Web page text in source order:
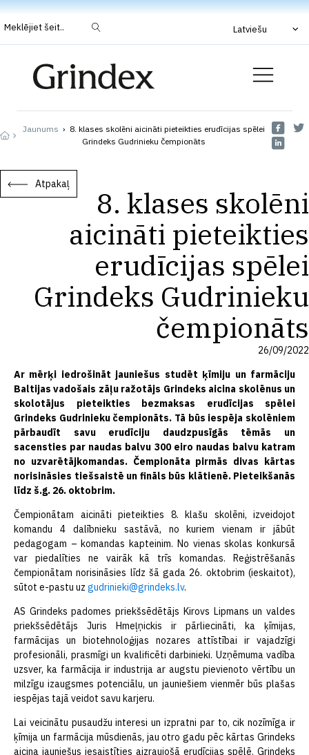
Meklējiet šeit.. Latviešu
Jaunums › 8. klases skolēni aicināti pieteikties erudīcijas spēlei
Grindeks Gudrinieku čempionāts
Atpakaļ
8. klases skolēni
aicināti pieteikties
erudīcijas spēlei
Grindeks Gudrinieku
čempionāts
26/09/2022
Ar mērķi iedrošināt jauniešus studēt ķīmiju un farmāciju
Baltijas vadošais zāļu ražotājs Grindeks aicina skolēnus un
skolotājus pieteikties bezmaksas erudīcijas spēlei
Grindeks Gudrinieku čempionāts. Tā būs iespēja skolēniem
pārbaudīt savu erudīciju daudzpusīgās tēmās un
sacensties par naudas balvu 300 eiro naudas balvu katram
no uzvarētājkomandas. Čempionāta pirmās divas kārtas
norisināsies tiešsaistē un fināls būs klātienē. Pieteikšanās
līdz š.g. 26. oktobrim.
Čempionātam aicināti pieteikties 8. klašu skolēni, izveidojot
komandu 4 dalībnieku sastāvā, no kuriem vienam ir jābūt
pedagogam – komandas kapteinim. No vienas skolas konkursā
var piedalīties ne vairāk kā trīs komandas. Reģistrēšanās
čempionātam norisināsies līdz šā gada 26. oktobrim (ieskaitot),
sūtot e-pastu uz gudrinieki@grindeks.lv.
AS Grindeks padomes priekšsēdētājs Kirovs Lipmans un valdes
priekšsēdētājs Juris Hmeļņickis ir pārliecināti, ka ķīmijas,
farmācijas un biotehnoloģijas nozares attīstībai ir vajadzīgi
profesionāli, prasmīgi un kvalificēti darbinieki. Uzņēmuma vadība
uzsver, ka farmācija ir industrija ar augstu pievienoto vērtību un
milzīgu izaugsmes potenciālu, un jauniešiem vienmēr būs plašas
iespējas tajā veidot savu karjeru.
Lai veicinātu pusaudžu interesi un izpratni par to, cik nozīmīga ir
ķīmija un farmācija mūsdienās, jau otro gadu pēc kārtas Grindeks
aicina jauniešus iesaistīties aizraujošā erudīcijas spēlē. Grindeks